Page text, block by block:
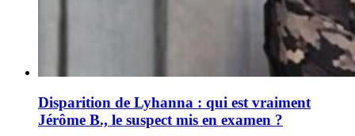
Disparition de Lyhanna : qui est vraiment
Jérôme B., le suspect mis en examen ?